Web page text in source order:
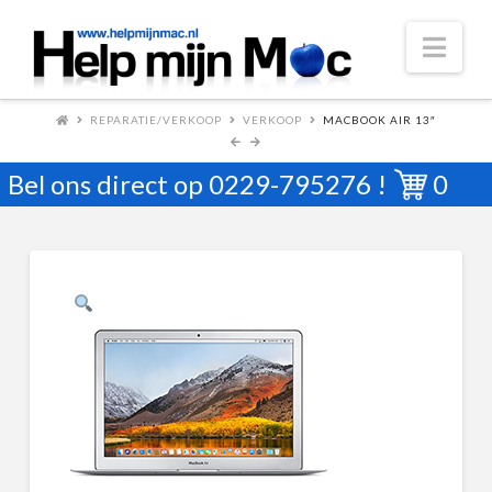
REPARATIE/VERKOOP VERKOOP MACBOOK AIR 13″
Bel ons direct op 0229-795276 ! 0